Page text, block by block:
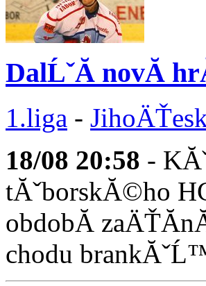
DalĹˇĂ­ novĂ­
1.liga -
18/08 20:58 -
tĂˇborskĂ©ho
obdobĂ­
chodu